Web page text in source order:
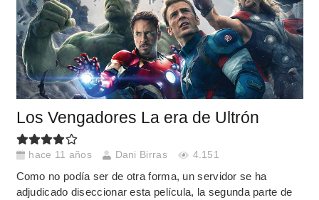
Los Vengadores La era de Ultrón
hace 11 años Dani Birras 4.151
Como no podía ser de otra forma, un servidor se ha
adjudicado diseccionar esta película, la segunda parte de